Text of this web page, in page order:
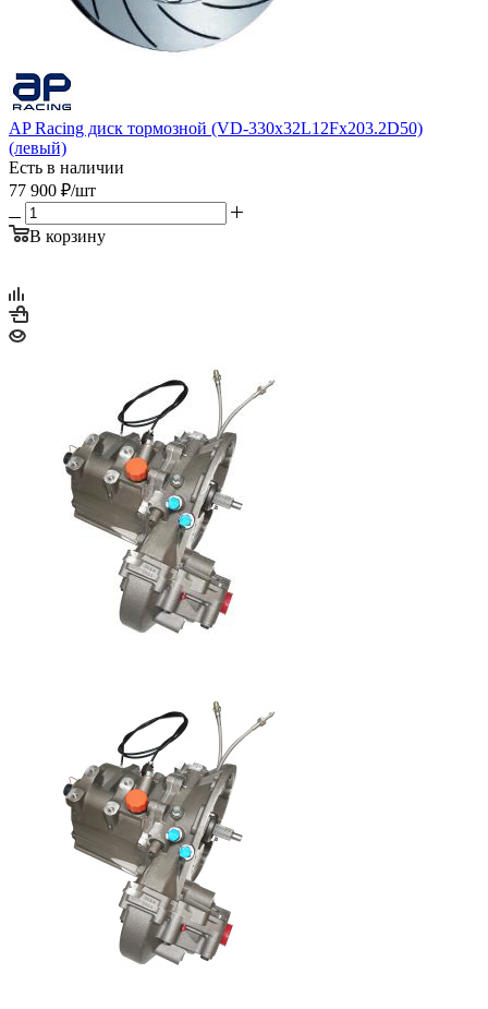
AP Racing диск тормозной (VD-330x32L12Fx203.2D50)
(левый)
Есть в наличии
77 900 ₽/шт
В корзину